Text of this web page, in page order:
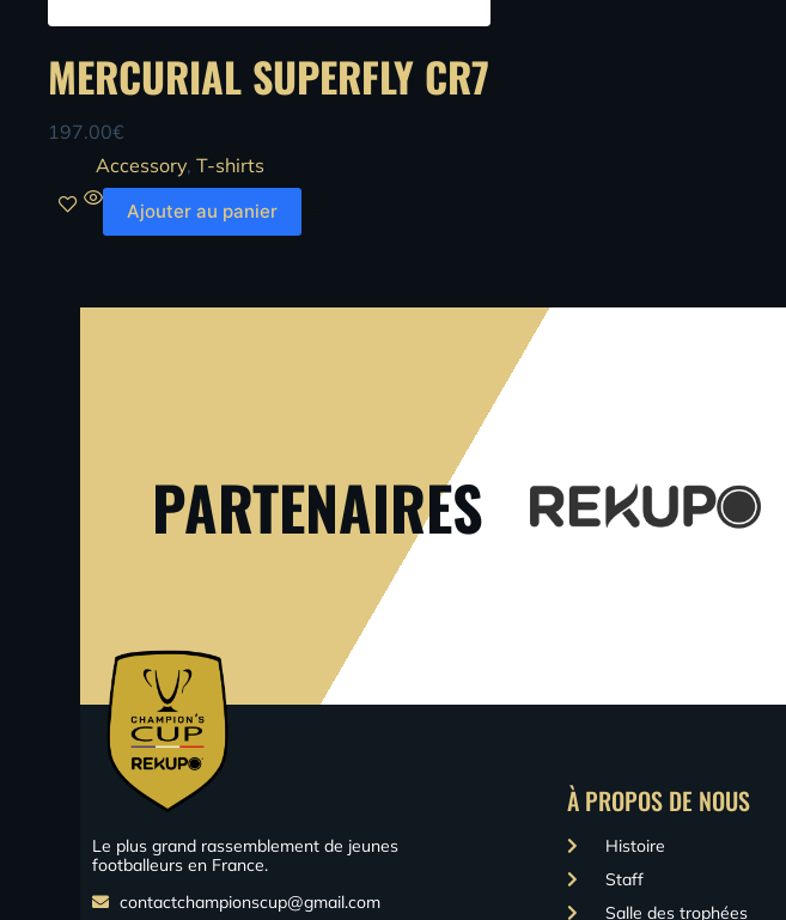
MERCURIAL SUPERFLY CR7
197.00€
Accessory, T-shirts
Ajouter au panier
PARTENAIRES
Le plus grand rassemblement de jeunes
footballeurs en France.
contactchampionscup@gmail.com
À PROPOS DE NOUS
Histoire
Staff
Salle des trophées